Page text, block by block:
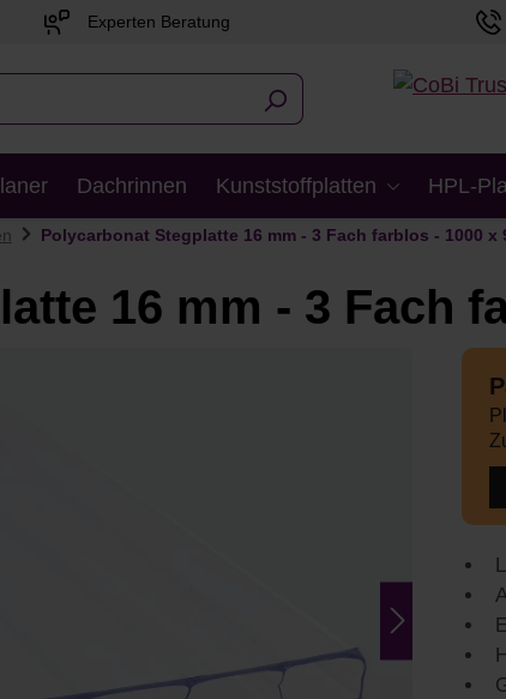
Experten Beratung
Dachrinnen Kunststoffplatten HPL-
Polycarbonat Stegplatte 16 mm - 3 Fach farblos - 1000 x
16 mm - 3 Fach